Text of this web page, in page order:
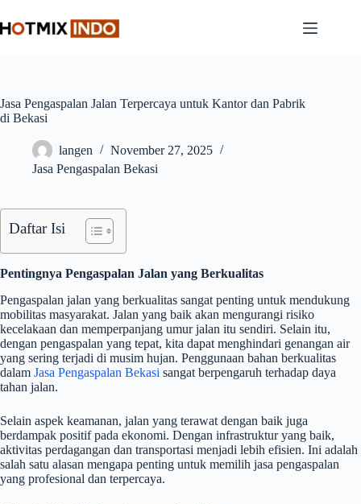
to
content
Jasa Pengaspalan Jalan Terpercaya untuk Kantor dan Pabrik
di Bekasi
langen
November 27, 2025
Jasa Pengaspalan Bekasi
Daftar Isi
Pentingnya Pengaspalan Jalan yang Berkualitas
Pengaspalan jalan yang berkualitas sangat penting untuk mendukung
mobilitas masyarakat. Jalan yang baik akan mengurangi risiko
kecelakaan dan memperpanjang umur jalan itu sendiri. Selain itu,
dengan pengaspalan yang tepat, kita dapat menghindari genangan air
yang sering terjadi di musim hujan. Penggunaan bahan berkualitas
dalam Jasa Pengaspalan Bekasi sangat berpengaruh terhadap daya
tahan jalan.
Selain aspek keamanan, jalan yang terawat dengan baik juga
berdampak positif pada ekonomi. Dengan infrastruktur yang baik,
aktivitas perdagangan dan transportasi menjadi lebih efisien. Ini adalah
salah satu alasan mengapa penting untuk memilih jasa pengaspalan
yang profesional dan terpercaya.